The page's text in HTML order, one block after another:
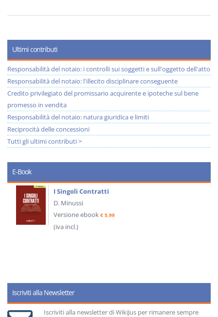
Ultimi contributi
Responsabilità del notaio: i controlli sui soggetti e sull'oggetto dell'atto
Responsabilità del notaio: l'illecito disciplinare conseguente
Credito privilegiato del promissario acquirente e ipoteche sul bene
promesso in vendita
Responsabilità del notaio: natura giuridica e limiti
Reciprocità delle concessioni
Tutti gli ultimi contributi >
E-Book
I Singoli Contratti
D. Minussi
Versione ebook € 5,99
(iva incl.)
Iscriviti alla Newsletter
Iscriviti alla newsletter di WikiJus per rimanere sempre